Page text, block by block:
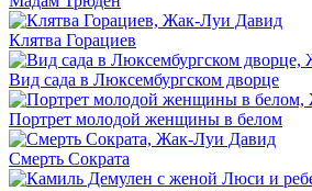
Клятва Горациев
Вид сада в Люксембургском дворце
Портрет молодой женщины в белом
Смерть Сократа